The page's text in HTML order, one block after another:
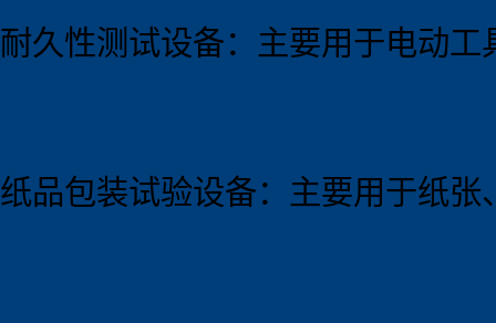
耐久性测试设备：主要用于电动
纸品包装试验设备：主要用于纸